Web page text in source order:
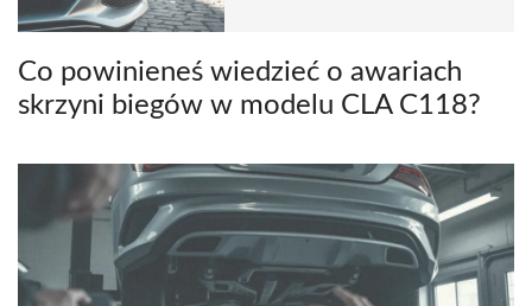
Co powinieneś wiedzieć o awariach
skrzyni biegów w modelu CLA C118?